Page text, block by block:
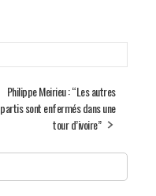
Philippe Meirieu : “Les autres
partis sont enfermés dans une
tour d’ivoire”